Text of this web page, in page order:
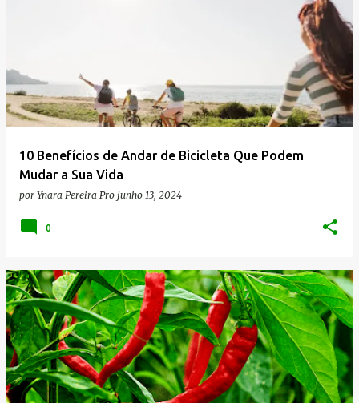
10 Benefícios de Andar de Bicicleta Que Podem
Mudar a Sua Vida
por Ynara Pereira Pro junho 13, 2024
0